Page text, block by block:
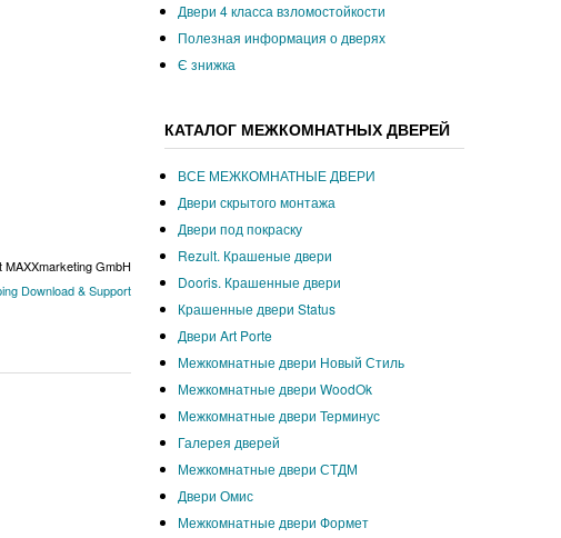
MAXXmarketing GmbH
Download & Support
Двери 4 класса взломостойкости
Полезная информация о дверях
Є знижка
КАТАЛОГ МЕЖКОМНАТНЫХ ДВЕРЕЙ
ВСЕ МЕЖКОМНАТНЫЕ ДВЕРИ
Двери скрытого монтажа
Двери под покраску
Rezult. Крашеные двери
Dooris. Крашенные двери
Крашенные двери Status
Двери Art Porte
Межкомнатные двери Новый Стиль
Межкомнатные двери WoodOk
Межкомнатные двери Терминус
Галерея дверей
Межкомнатные двери СТДМ
Двери Омис
Межкомнатные двери Формет